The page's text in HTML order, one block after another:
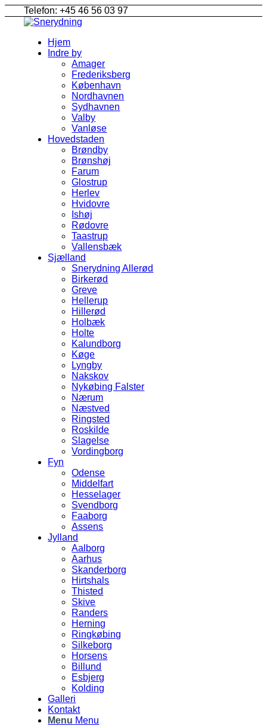
Telefon: +45 46 56 03 97
Hjem
Indre by
Amager
Frederiksberg
København
Nordhavnen
Sydhavnen
Valby
Vanløse
Hovedstaden
Brøndby
Brønshøj
Farum
Glostrup
Herlev
Hvidovre
Ishøj
Rødovre
Taastrup
Vallensbæk
Sjælland
Snerydning Allerød
Birkerød
Greve
Hellerup
Hillerød
Holbæk
Holte
Kalundborg
Køge
Lyngby
Nakskov
Nykøbing Falster
Nærum
Næstved
Ringsted
Roskilde
Slagelse
Vordingborg
Fyn
Odense
Middelfart
Hesselager
Svendborg
Faaborg
Assens
Jylland
Aalborg
Aarhus
Skanderborg
Hirtshals
Thisted
Skive
Randers
Herning
Ringkøbing
Silkeborg
Horsens
Billund
Esbjerg
Kolding
Galleri
Kontakt
Menu Menu